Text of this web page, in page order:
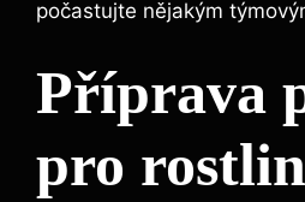
počastujte nějakým
Příprava
pro